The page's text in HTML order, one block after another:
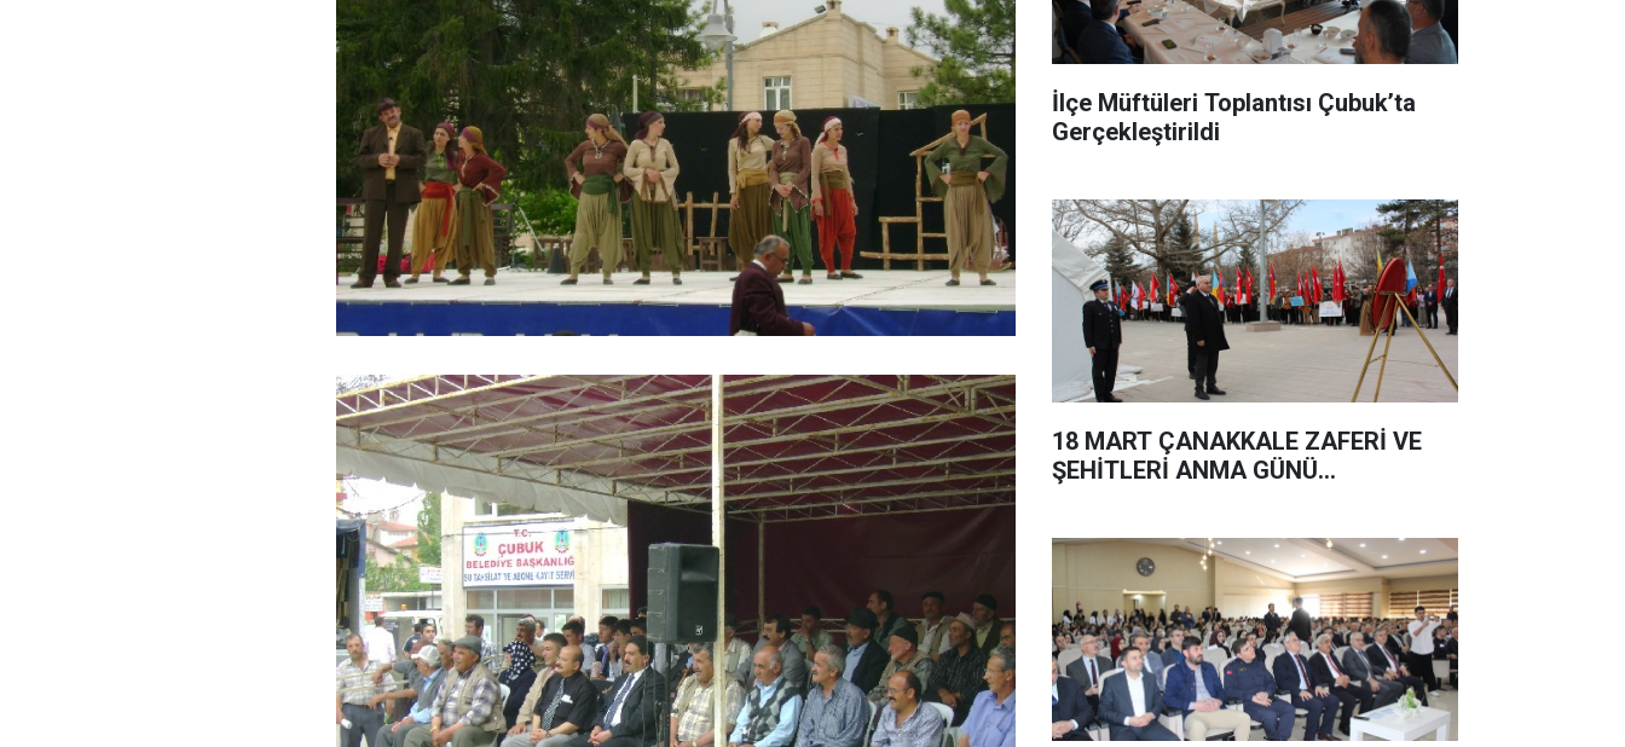
İlçe Müftüleri Toplantısı Çubuk’ta
Gerçekleştirildi
18 MART ÇANAKKALE ZAFERİ VE
ŞEHİTLERİ ANMA GÜNÜ...